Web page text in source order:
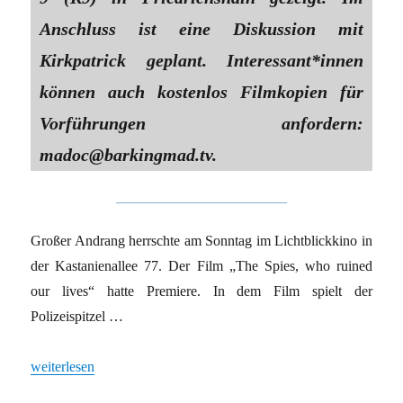
Anschluss ist eine Diskussion mit
Kirkpatrick geplant. In­ter­es­san­t*in­nen
können auch kostenlos Filmkopien für
Vorführungen anfordern:
madoc@barkingmad.tv.
Großer Andrang herrschte am Sonntag im Lichtblickkino in
der Kastanienallee 77. Der Film „The Spies, who ruined
our lives“ hatte Premiere. In dem Film spielt der
Polizeispitzel …
„Alles andere als ein Einzelfall“
weiterlesen